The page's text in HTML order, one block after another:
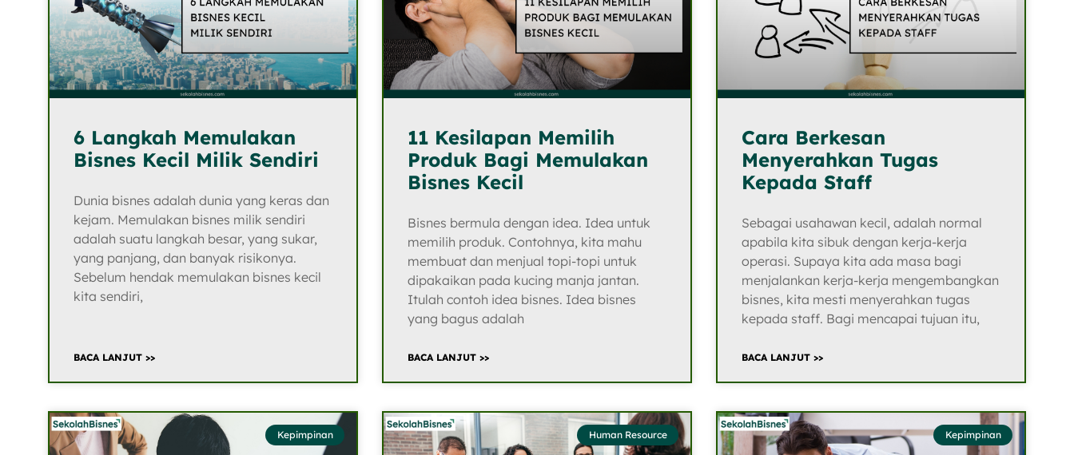
6 Langkah Memulakan
Bisnes Kecil Milik Sendiri
Dunia bisnes adalah dunia yang keras dan
kejam. Memulakan bisnes milik sendiri
adalah suatu langkah besar, yang sukar,
yang panjang, dan banyak risikonya.
Sebelum hendak memulakan bisnes kecil
kita sendiri,
BACA LANJUT >>
11 Kesilapan Memilih
Produk Bagi Memulakan
Bisnes Kecil
Bisnes bermula dengan idea. Idea untuk
memilih produk. Contohnya, kita mahu
membuat dan menjual topi-topi untuk
dipakaikan pada kucing manja jantan.
Itulah contoh idea bisnes. Idea bisnes
yang bagus adalah
BACA LANJUT >>
Cara Berkesan
Menyerahkan Tugas
Kepada Staff
Sebagai usahawan kecil, adalah normal
apabila kita sibuk dengan kerja-kerja
operasi. Supaya kita ada masa bagi
menjalankan kerja-kerja mengembangkan
bisnes, kita mesti menyerahkan tugas
kepada staff. Bagi mencapai tujuan itu,
BACA LANJUT >>
Kepimpinan Human Resource Kepimpinan